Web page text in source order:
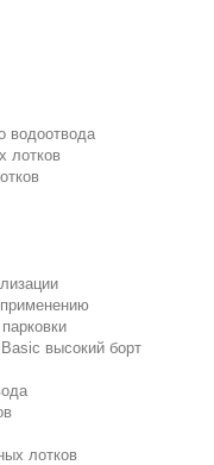
водоотвода
лотков
применению
высокий борт
лотков